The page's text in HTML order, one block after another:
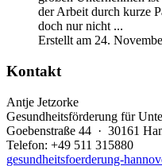
der Arbeit durch kurze
doch nur nicht ...
Erstellt am 24.
Kontakt
Antje Jetzorke
Gesundheitsförderung für
Goebenstraße 44 · 30161
Telefon: +49 511 315880
gesundheitsfoerderung-